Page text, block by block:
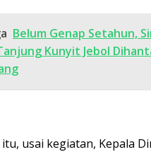
Belum Genap Setahun,
Kunyit Jebol
usai kegiatan, Kepala